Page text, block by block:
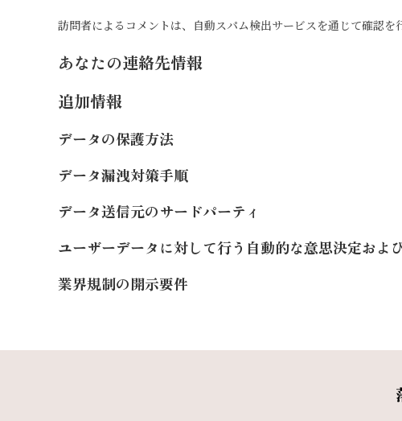
訪問者によるコメントは、自動スパム検出サービスを通じて確認を
あなたの連絡先情報
追加情報
データの保護方法
データ漏洩対策手順
データ送信元のサードパーティ
ユーザーデータに対して行う自動的な意思決定およ
業界規制の開示要件